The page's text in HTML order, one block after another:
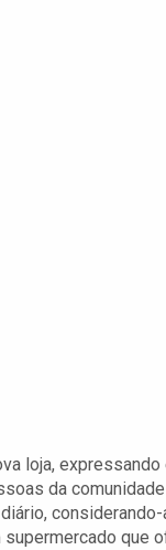
loja,
da
considerando-
que